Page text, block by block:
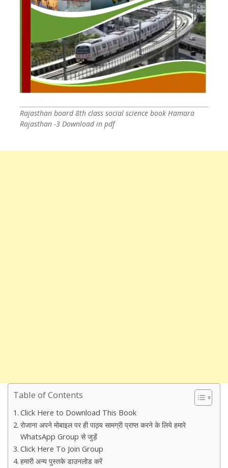
Rajasthan board 8th class social science book Hamara
Rajasthan -3 Download in pdf
Table of Contents
Click Here to Download This Book
रोजाना अपने मोबाइल पर ही पाठ्य सामग्री प्राप्त करने के लिये हमारे
WhatsApp Group से जुड़ें
Click Here To Join Group
हमारी अन्य पुस्तके डाउनलोड करें